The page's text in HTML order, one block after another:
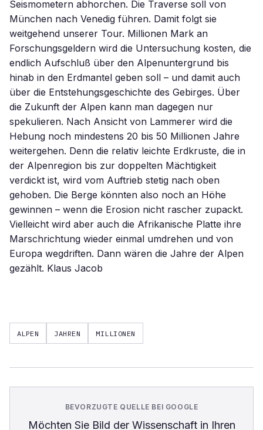
ALPEN JAHREN MILLIONEN
BEVORZUGTE QUELLE BEI GOOGLE
Möchten Sie Bild der Wissenschaftin Ihren